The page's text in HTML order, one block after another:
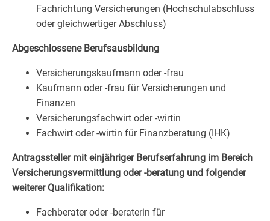
Fachrichtung Versicherungen (Hochschulabschluss
oder gleichwertiger Abschluss)
Abgeschlossene Berufsausbildung
Versicherungskaufmann oder -frau
Kaufmann oder -frau für Versicherungen und
Finanzen
Versicherungsfachwirt oder -wirtin
Fachwirt oder -wirtin für Finanzberatung (IHK)
Antragssteller mit einjähriger Berufserfahrung im Bereich
Versicherungsvermittlung oder -beratung und folgender
weiterer Qualifikation:
Fachberater oder -beraterin für